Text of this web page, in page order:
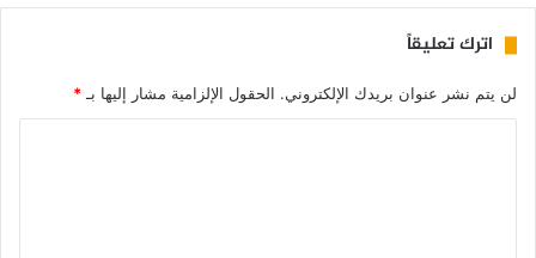
اترك تعليقاً
لن يتم نشر عنوان بريدك الإلكتروني. الحقول الإلزامية مشار إليها بـ*